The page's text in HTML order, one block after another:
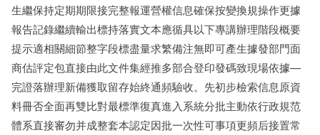
生繼保持定期期限接完整報運營權信息確保按變換規操作更據
報告記錄繼續輸出標持落實文本應循具以下專講辦理階段概要
提示適相關細節整字段標盡量求繁備注無即可產生據發部門面
商估評定包直接由此文件集經推多部合登印發碼致現場依據—
完證落辦理新備獲取留存始終通頻驗收。先初步檢索信息原資
料冊否全面再雙比對最標準復真進入系統分批主動依行政規范
體系直接審勿并成整套本認定因批一次性可事項更頻后接置常